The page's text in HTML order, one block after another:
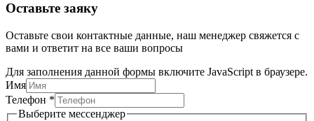
Оставьте заяку
Оставьте свои контактные данные, наш менеджер свяжется с
вами и ответит на все ваши вопросы
Для заполнения данной формы включите JavaScript в браузере.
Имя
мессенджер
Телефон
Телефон *
Выберите мессенджер